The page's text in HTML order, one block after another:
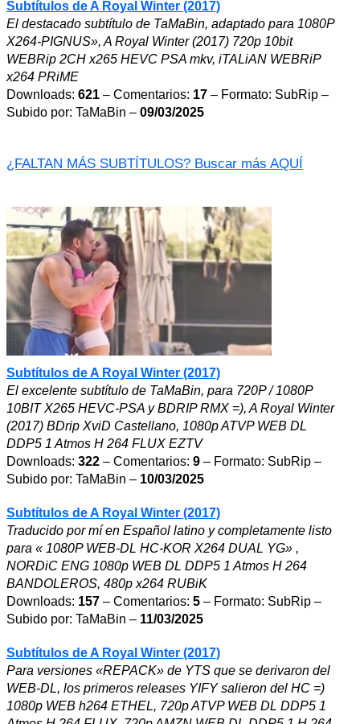
Subtítulos de A Royal Winter (2017)
El destacado subtítulo de TaMaBin, adaptado para 1080P
X264-PIGNUS», A Royal Winter (2017) 720p 10bit
WEBRip 2CH x265 HEVC PSA mkv, iTALiAN WEBRiP
x264 PRiME
Downloads: 621 – Comentarios: 17 – Formato: SubRip –
Subido por: TaMaBin – 09/03/2025
¿FALTAN MÁS SUBTÍTULOS? Buscar más AQUÍ
Subtítulos de A Royal Winter (2017)
El excelente subtítulo de TaMaBin, para 720P / 1080P
10BIT X265 HEVC-PSA y BDRIP RMX =), A Royal Winter
(2017) BDrip XviD Castellano, 1080p ATVP WEB DL
DDP5 1 Atmos H 264 FLUX EZTV
Downloads: 322 – Comentarios: 9 – Formato: SubRip –
Subido por: TaMaBin – 10/03/2025
Subtítulos de A Royal Winter (2017)
Traducido por mí en Español latino y completamente listo
para « 1080P WEB-DL HC-KOR X264 DUAL YG» ,
NORDiC ENG 1080p WEB DL DDP5 1 Atmos H 264
BANDOLEROS, 480p x264 RUBiK
Downloads: 157 – Comentarios: 5 – Formato: SubRip –
Subido por: TaMaBin – 11/03/2025
Subtítulos de A Royal Winter (2017)
Para versiones «REPACK» de YTS que se derivaron del
WEB-DL, los primeros releases YIFY salieron del HC =)
1080p WEB h264 ETHEL, 720p ATVP WEB DL DDP5 1